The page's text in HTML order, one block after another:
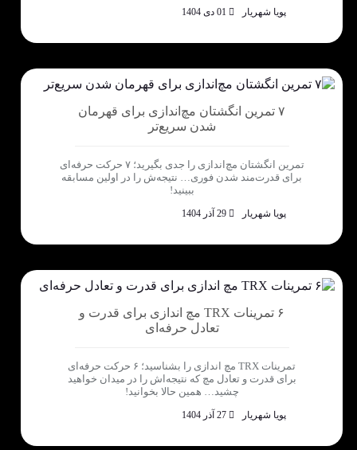
پویا شهریار
۷ تمرین انگشتان مچ‌اندازی برای قهرمان
شدن سریع‌تر
تمرین انگشتان مچ‌اندازی را جدی بگیرید؛ ۷ حرکت حرفه‌ای
برای قدرت‌مند شدن فوری… نتیجه‌ش را در اولین مسابقه
ببینید!
پویا شهریار
۶ تمرینات TRX مچ اندازی برای قدرت و
تعادل حرفه‌ای
تمرینات TRX مچ اندازی را بشناسید؛ ۶ حرکت حرفه‌ای
برای قدرت و تعادل مچ که نتیجه‌اش را در میدان خواهید
چشید… همین حالا بخوانید!
پویا شهریار